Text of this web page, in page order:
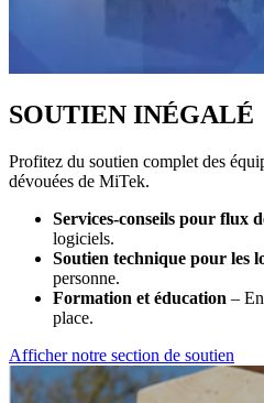
SOUTIEN INÉGALÉ
Profitez du soutien complet des
dévouées de MiTek.
Services-conseils pour flux
logiciels.
Soutien technique pour les
personne.
Formation et éducation –
place.
Afficher notre section de soutien